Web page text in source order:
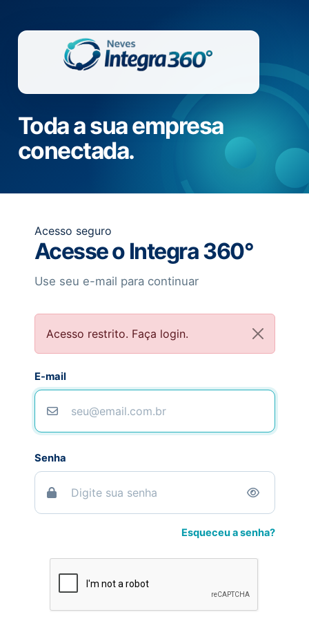
Toda a sua empresa
conectada.
Acesso seguro
Acesse o Integra 360°
Use seu e-mail para continuar
Acesso restrito. Faça login.
E-mail
Senha
Esqueceu a senha?